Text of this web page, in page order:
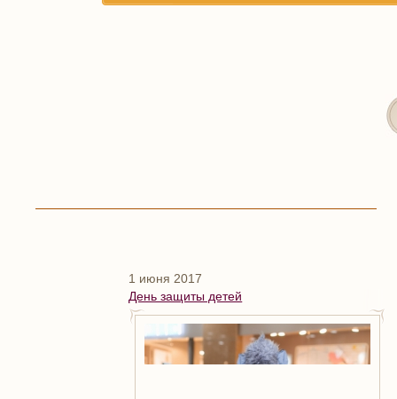
1 июня 2017
День защиты детей